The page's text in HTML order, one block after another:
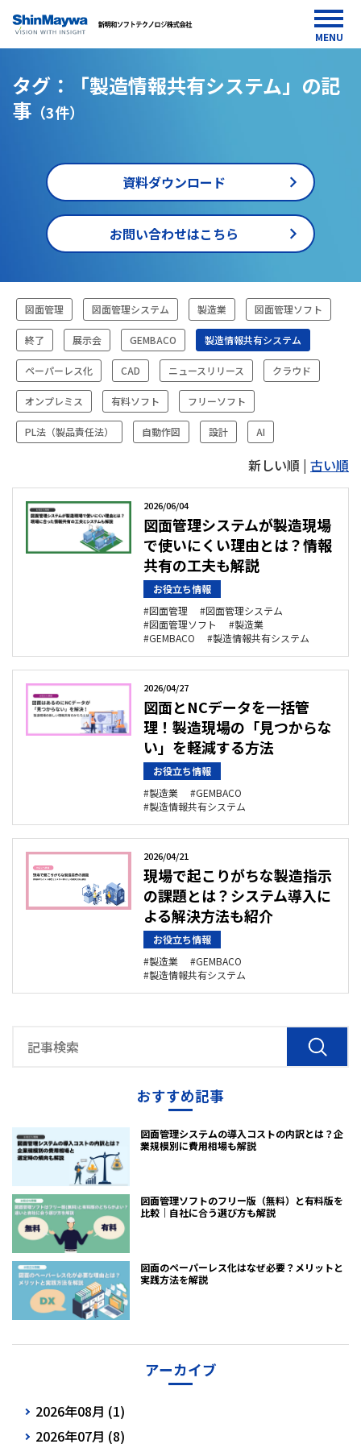
MENU
タグ：「製造情報共有システム」の記
事 （3件）
資料ダウンロード
お問い合わせはこちら
media
製
情
報
共
有
ス
テ
図面管理 図面管理システム 製造業 図面管理ソフト
終了 展示会 GEMBACO 製造情報共有システム
ペーパーレス化 CAD ニュースリリース クラウド
オンプレミス 有料ソフト フリーソフト
PL法（製品責任法） 自動作図 設計 AI
新しい順 | 古い順
2026/06/04
図面管理システムが製造現場
で使いにくい理由とは？情報
共有の工夫も解説
お役立ち情報
図面管理
図面管理システム
図面管理ソフト
製造業
GEMBACO
製造情報共有システム
2026/04/27
図面とNCデータを一括管
理！製造現場の「見つからな
い」を軽減する方法
お役立ち情報
製造業
GEMBACO
製造情報共有システム
2026/04/21
現場で起こりがちな製造指示
の課題とは？システム導入に
よる解決方法も紹介
お役立ち情報
製造業
GEMBACO
製造情報共有システム
おすすめ記事
図面管理システムの導入コストの内訳とは？企
業規模別に費用相場も解説
図面管理ソフトのフリー版（無料）と有料版を
比較｜自社に合う選び方も解説
図面のペーパーレス化はなぜ必要？メリットと
実践方法を解説
アーカイブ
2026年08月 (1)
2026年07月 (8)